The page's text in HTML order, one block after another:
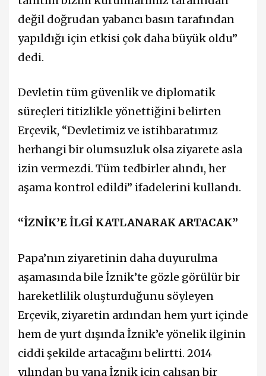
değil doğrudan yabancı basın tarafından
yapıldığı için etkisi çok daha büyük oldu”
dedi.
Devletin tüm güvenlik ve diplomatik
süreçleri titizlikle yönettiğini belirten
Erçevik, “Devletimiz ve istihbaratımız
herhangi bir olumsuzluk olsa ziyarete asla
izin vermezdi. Tüm tedbirler alındı, her
aşama kontrol edildi” ifadelerini kullandı.
“İZNİK’E İLGİ KATLANARAK ARTACAK”
Papa’nın ziyaretinin daha duyurulma
aşamasında bile İznik’te gözle görülür bir
hareketlilik oluşturduğunu söyleyen
Erçevik, ziyaretin ardından hem yurt içinde
hem de yurt dışında İznik’e yönelik ilginin
ciddi şekilde artacağını belirtti. 2014
yılından bu yana İznik için çalışan bir